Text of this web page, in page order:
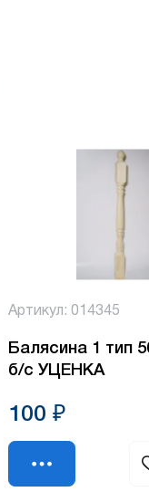
Артикул: 014345
Балясина 1 тип
б/с УЦЕНКА
100 ₽